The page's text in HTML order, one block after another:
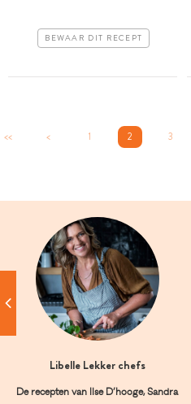
BEWAAR DIT RECEPT
<< < 1 2 3
Libelle Lekker chefs
De recepten van Ilse D’hooge, Sandra